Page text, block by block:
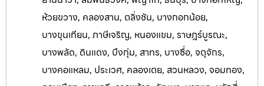
ห้วยขวาง, คลองสาน, ตลิ่งชัน, บางกอกน้อย,
บางขุนเทียน, ภาษีเจริญ, หนองแขม, ราษฎร์บูรณะ,
บางพลัด, ดินแดง, บึงกุ่ม, สาทร, บางซื่อ, จตุจักร,
บางคอแหลม, ประเวศ, คลองเตย, สวนหลวง, จอมทอง,